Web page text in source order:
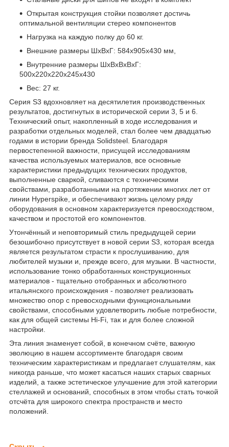
Открытая конструкция стойки позволяет достичь
оптимальной вентиляции стерео компонентов
Нагрузка на каждую полку до 60 кг.
Внешние размеры ШхВхГ: 584х905х430 мм,
Внутренние размеры ШхВхВхВхГ:
500х220х220х245х430
Вес: 27 кг.
Серия S3 вдохновляет на десятилетия производственных
результатов, достигнутых в исторической серии 3, 5 и 6.
Технический опыт, накопленный в ходе исследования и
разработки отдельных моделей, стал более чем двадцатью
годами в истории бренда Solidsteel. Благодаря
первостепенной важности, присущей исследованиям
качества используемых материалов, все основные
характеристики предыдущих технических продуктов,
выполненные сваркой, сливаются с техническими
свойствами, разработанными на протяжении многих лет от
линии Hyperspike, и обеспечивают жизнь целому ряду
оборудования в основном характеризуется превосходством,
качеством и простотой его компонентов.
Утончённый и неповторимый стиль предыдущей серии
безошибочно присутствует в новой серии S3, которая всегда
является результатом страсти к прослушиванию, для
любителей музыки и, прежде всего, для музыки. В частности,
использование тонко обработанных конструкционных
материалов - тщательно отобранных и абсолютного
итальянского происхождения - позволяет реализовать
множество опор с превосходными функциональными
свойствами, способными удовлетворить любые потребности,
как для общей системы Hi-Fi, так и для более сложной
настройки.
Эта линия знаменует собой, в конечном счёте, важную
эволюцию в нашем ассортименте благодаря своим
техническим характеристикам и предлагает слушателям, как
никогда раньше, что может касаться наших старых сварных
изделий, а также эстетическое улучшение для этой категории
стеллажей и оснований, способных в этом чтобы стать точкой
отсчёта для широкого спектра пространств и место
положений.